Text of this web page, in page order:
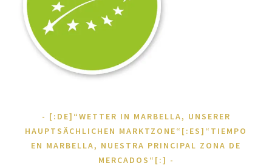
[:DE]“WETTER IN MARBELLA, UNSERER
HAUPTSÄCHLICHEN MARKTZONE“[:ES]“TIEMPO
EN MARBELLA, NUESTRA PRINCIPAL ZONA DE
MERCADOS“[:]